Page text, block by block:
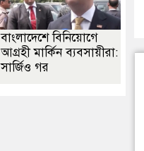
বাংলাদেশে বিনিয়োগে
আগ্রহী মার্কিন ব্যবসায়ীরা:
সার্জিও গর